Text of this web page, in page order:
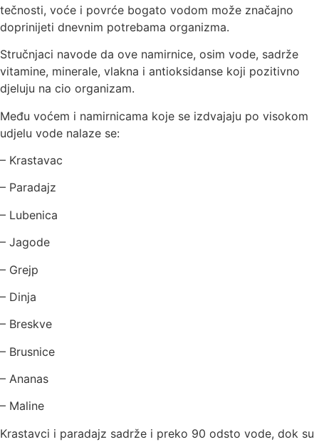
tečnosti, voće i povrće bogato vodom može značajno
doprinijeti dnevnim potrebama organizma.
Stručnjaci navode da ove namirnice, osim vode, sadrže
vitamine, minerale, vlakna i antioksidanse koji pozitivno
djeluju na cio organizam.
Među voćem i namirnicama koje se izdvajaju po visokom
udjelu vode nalaze se:
– Krastavac
– Paradajz
– Lubenica
– Jagode
– Grejp
– Dinja
– Breskve
– Brusnice
– Ananas
– Maline
Krastavci i paradajz sadrže i preko 90 odsto vode, dok su